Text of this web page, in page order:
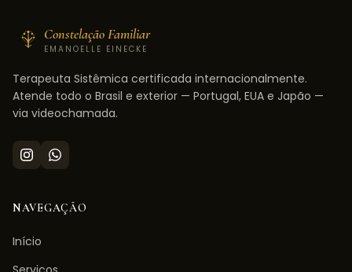
Constelação Familiar
EMANOELLE EINECKE
Terapeuta Sistêmica certificada internacionalmente.
Atende todo o Brasil e exterior — Portugal, EUA e Japão —
via videochamada.
NAVEGAÇÃO
Início